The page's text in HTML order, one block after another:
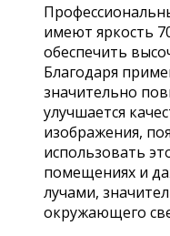
имеют яркость
обеспечить
Благодаря
значительно
улучшается
изображения,
использовать
помещениях и
лучами,
окружающего